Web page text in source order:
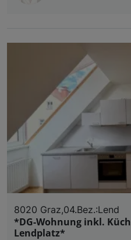
8020 Graz,04.Bez.:Lend
*DG-Wohnung inkl.
Lendplatz*